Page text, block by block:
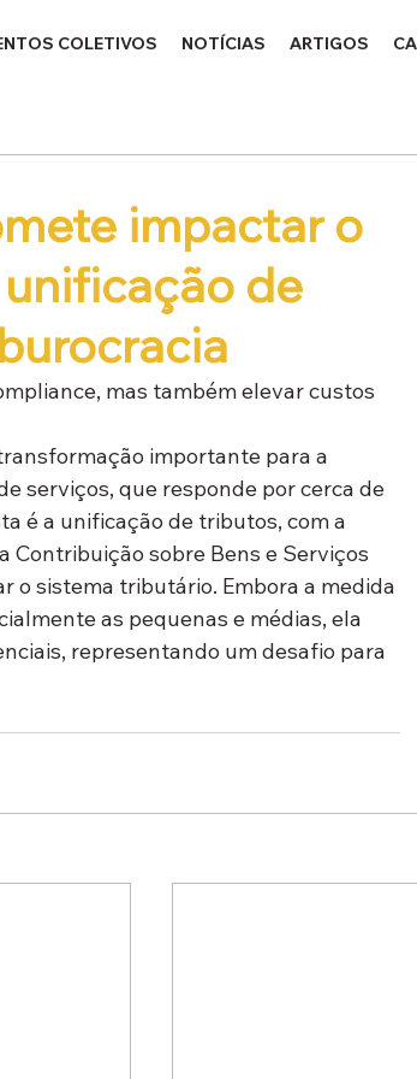
COLETIVOS NOTÍCIAS ARTIGOS
impactar o
de
mas também elevar custos
importante para a
serviços, que responde por cerca de
é a unificação de tributos, com a
Contribuição sobre Bens e Serviços
o sistema tributário. Embora a medida
as pequenas e médias, ela
representando um desafio para